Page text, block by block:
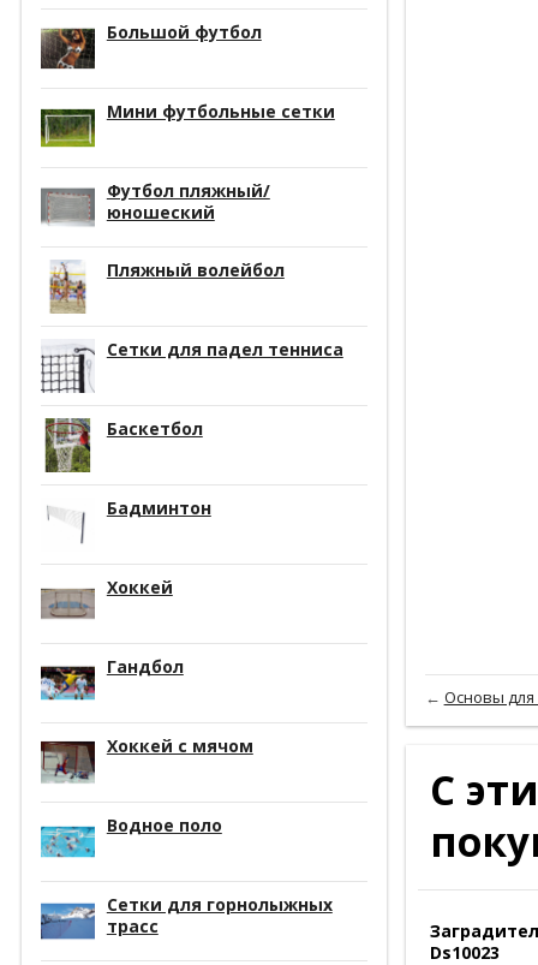
Большой футбол
Мини футбольные сетки
Футбол пляжный/
юношеский
Пляжный волейбол
Сетки для падел тенниса
Баскетбол
Бадминтон
Хоккей
Гандбол
Хоккей с мячом
Водное поло
Сетки для горнолыжных
трасс
← Основы для
С
Ds10023